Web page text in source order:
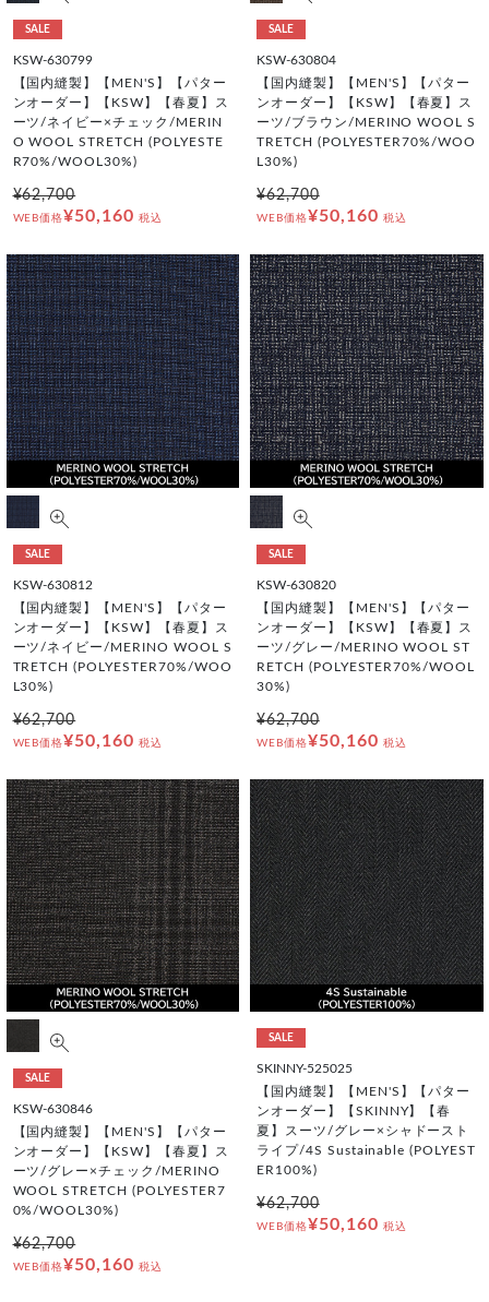
SALE
KSW-630799
【国内縫製】【MEN'S】【パター
ンオーダー】【KSW】【春夏】ス
ーツ/ネイビー×チェック/MERIN
O WOOL STRETCH (POLYESTE
R70%/WOOL30%)
¥62,700
WEB価格¥50,160 税込
SALE
KSW-630804
【国内縫製】【MEN'S】【パター
ンオーダー】【KSW】【春夏】ス
ーツ/ブラウン/MERINO WOOL S
TRETCH (POLYESTER70%/WOO
L30%)
¥62,700
WEB価格¥50,160 税込
SALE
KSW-630812
【国内縫製】【MEN'S】【パター
ンオーダー】【KSW】【春夏】ス
ーツ/ネイビー/MERINO WOOL S
TRETCH (POLYESTER70%/WOO
L30%)
¥62,700
WEB価格¥50,160 税込
SALE
KSW-630820
【国内縫製】【MEN'S】【パター
ンオーダー】【KSW】【春夏】ス
ーツ/グレー/MERINO WOOL ST
RETCH (POLYESTER70%/WOOL
30%)
¥62,700
WEB価格¥50,160 税込
SALE
KSW-630846
【国内縫製】【MEN'S】【パター
ンオーダー】【KSW】【春夏】ス
ーツ/グレー×チェック/MERINO
WOOL STRETCH (POLYESTER7
0%/WOOL30%)
¥62,700
WEB価格¥50,160 税込
SALE
SKINNY-525025
【国内縫製】【MEN'S】【パター
ンオーダー】【SKINNY】【春
夏】スーツ/グレー×シャドースト
ライプ/4S Sustainable (POLYEST
ER100%)
¥62,700
WEB価格¥50,160 税込